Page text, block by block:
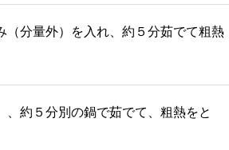
（分量外）を入れ、約５分茹でて粗熱
約５分別の鍋で茹でて、粗熱をと